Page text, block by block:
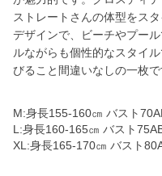
ストレートさんの体型をス
デザインで、ビーチやプー
ルながらも個性的なスタイ
びること間違いなしの一枚
M:身長155-160㎝ バスト
L:身長160-165㎝ バスト
XL:身長165-170㎝ バスト